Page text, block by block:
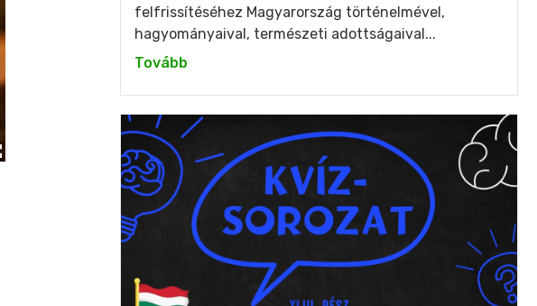
felfrissítéséhez Magyarország történelmével,
hagyományaival, természeti adottságaival...
Tovább